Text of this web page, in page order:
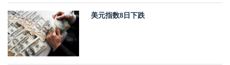
美元指数8日下跌